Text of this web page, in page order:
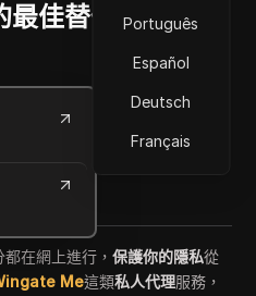
Português
Español
Deutsch
Français
最佳替代方案
讀
都在網上進行，保護你的隱私從
Me這類私人代理服務，